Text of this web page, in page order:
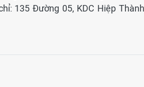
135 Đường 05, KDC Hiệp